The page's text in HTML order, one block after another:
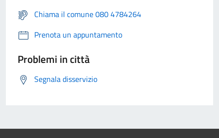
Chiama il comune 080 4784264
Prenota un appuntamento
Problemi in città
Segnala disservizio